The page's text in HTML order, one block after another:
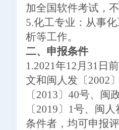
加全国软件考试，
5.化工专业：从事
析等工作。
二、申报条件
1.2021年12月31日
文和闽人发〔2002
〔2013〕40号、
〔2019〕1号、闽
条件者，均可申报